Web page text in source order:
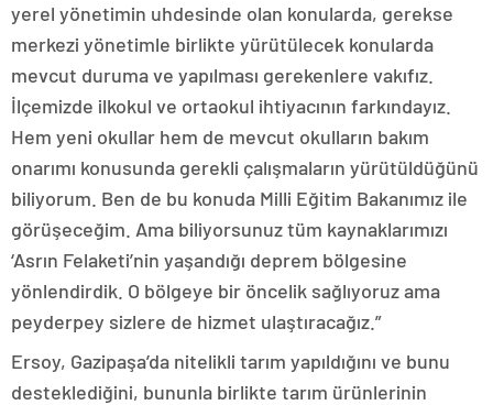
yerel yönetimin uhdesinde olan konularda, gerekse
merkezi yönetimle birlikte yürütülecek konularda
mevcut duruma ve yapılması gerekenlere vakıfız.
İlçemizde ilkokul ve ortaokul ihtiyacının farkındayız.
Hem yeni okullar hem de mevcut okulların bakım
onarımı konusunda gerekli çalışmaların yürütüldüğünü
biliyorum. Ben de bu konuda Milli Eğitim Bakanımız ile
görüşeceğim. Ama biliyorsunuz tüm kaynaklarımızı
‘Asrın Felaketi’nin yaşandığı deprem bölgesine
yönlendirdik. O bölgeye bir öncelik sağlıyoruz ama
peyderpey sizlere de hizmet ulaştıracağız.”
Ersoy, Gazipaşa’da nitelikli tarım yapıldığını ve bunu
desteklediğini, bununla birlikte tarım ürünlerinin